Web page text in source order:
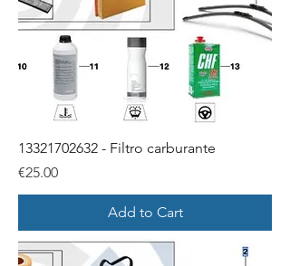
13321702632 - Filtro carburante
Price
€25.00
Add to Cart